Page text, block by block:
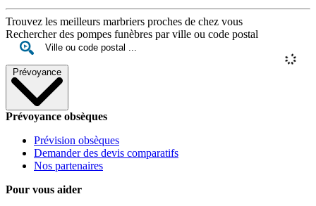
Trouvez les meilleurs marbriers proches de chez vous
Rechercher des pompes funèbres par ville ou code postal
Prévoyance
Prévoyance obsèques
Prévision obsèques
Demander des devis comparatifs
Nos partenaires
Pour vous aider